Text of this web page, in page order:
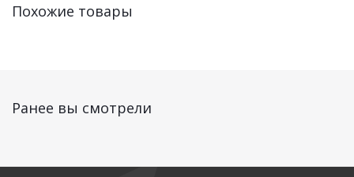
Похожие товары
Ранее вы смотрели